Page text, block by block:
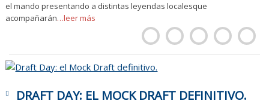
el mando presentando a distintas leyendas localesque
acompañarán…leer más
DRAFT DAY: EL MOCK DRAFT DEFINITIVO.